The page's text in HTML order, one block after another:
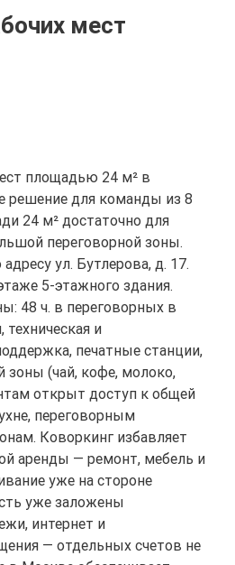
мест
площадью 24 м² в
решение для команды из 8
24 м² достаточно для
переговорной зоны.
ул. Бутлерова, д. 17.
5-этажного здания.
48 ч. в переговорных в
техническая и
печатные станции,
зоны (чай, кофе, молоко,
открыт доступ к общей
переговорным
Коворкинг избавляет
аренды — ремонт, мебель и
уже на стороне
уже заложены
интернет и
— отдельных счетов не